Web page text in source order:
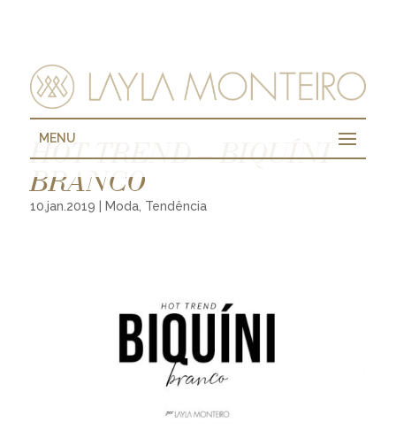
MENU
HOT TREND – BIQUÍNI
BRANCO
10.jan.2019 Moda, Tendência